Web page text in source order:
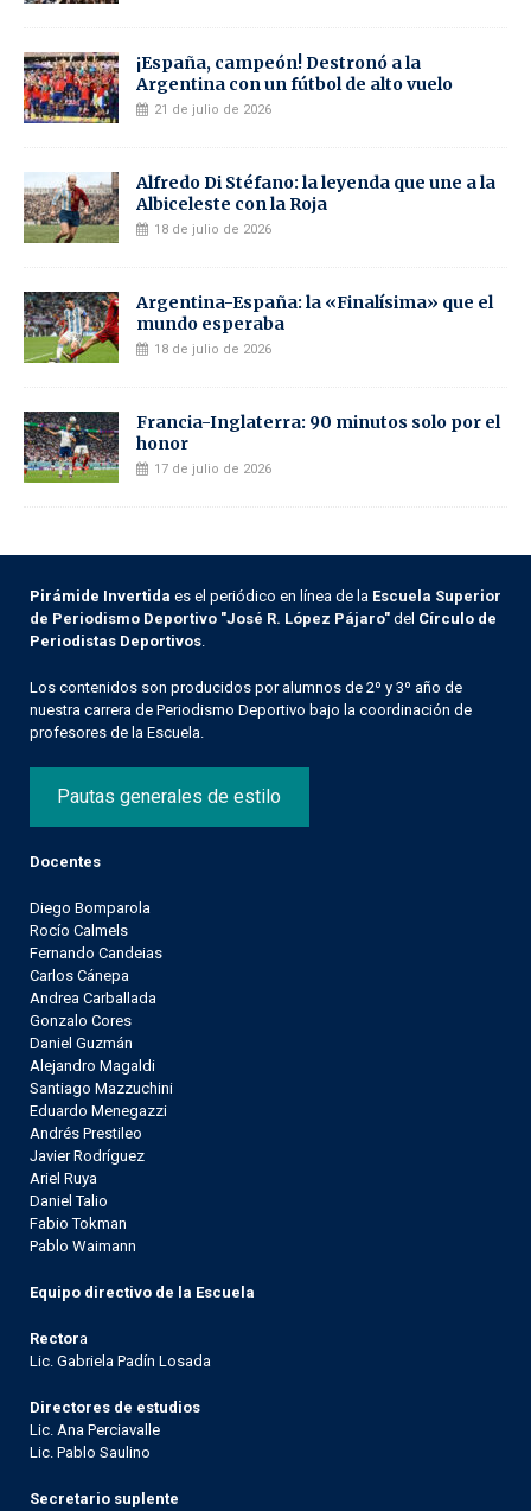
¡España, campeón! Destronó a la
Argentina con un fútbol de alto vuelo
21 de julio de 2026
Alfredo Di Stéfano: la leyenda que une a la
Albiceleste con la Roja
18 de julio de 2026
Argentina-España: la «Finalísima» que el
mundo esperaba
18 de julio de 2026
Francia-Inglaterra: 90 minutos solo por el
honor
17 de julio de 2026
Pirámide Invertida es el periódico en línea de la Escuela Superior
de Periodismo Deportivo "José R. López Pájaro" del Círculo de
Periodistas Deportivos.
Los contenidos son producidos por alumnos de 2º y 3º año de
nuestra carrera de Periodismo Deportivo bajo la coordinación de
profesores de la Escuela.
Pautas generales de estilo
Docentes
Diego Bomparola
Rocío Calmels
Fernando Candeias
Carlos Cánepa
Andrea Carballada
Gonzalo Cores
Daniel Guzmán
Alejandro Magaldi
Santiago Mazzuchini
Eduardo Menegazzi
Andrés Prestileo
Javier Rodríguez
Ariel Ruya
Daniel Talio
Fabio Tokman
Pablo Waimann
Equipo directivo de la Escuela
Rectora
Lic. Gabriela Padín Losada
Directores de estudios
Lic. Ana Perciavalle
Lic. Pablo Saulino
Secretario suplente